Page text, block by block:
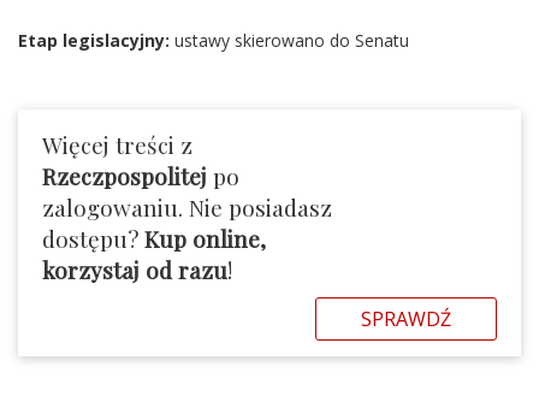
Etap legislacyjny: ustawy skierowano do Senatu
Więcej treści z
Rzeczpospolitej po
zalogowaniu. Nie posiadasz
dostępu?Kup online,
korzystaj od razu!
SPRAWDŹ